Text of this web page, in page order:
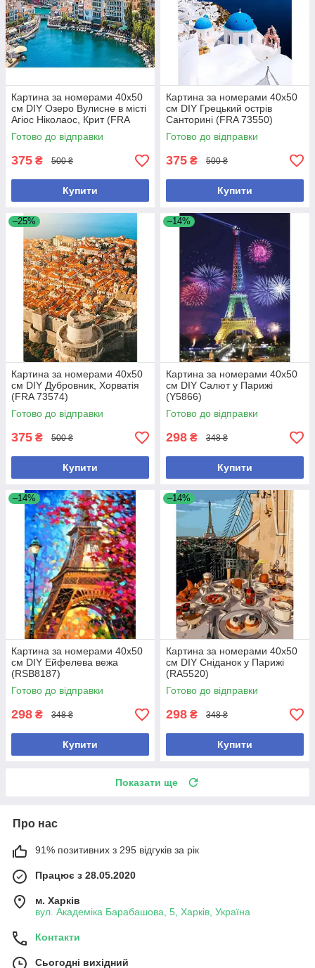
Картина за номерами 40x50
см DIY Озеро Вулисне в місті
Агіос Ніколаос, Крит (FRA
73529)
Готово до відправки
375 ₴ 500 ₴
Купити
Картина за номерами 40x50
см DIY Грецький острів
Санторині (FRA 73550)
Готово до відправки
375 ₴ 500 ₴
Купити
–25%
Картина за номерами 40x50
см DIY Дубровник, Хорватія
(FRA 73574)
Готово до відправки
375 ₴ 500 ₴
Купити
–14%
Картина за номерами 40х50
см DIY Салют у Парижі
(Y5866)
Готово до відправки
298 ₴ 348 ₴
Купити
–14%
Картина за номерами 40х50
см DIY Ейфелева вежа
(RSB8187)
Готово до відправки
298 ₴ 348 ₴
Купити
–14%
Картина за номерами 40х50
см DIY Сніданок у Парижі
(RA5520)
Готово до відправки
298 ₴ 348 ₴
Купити
Показати ще
Про нас
91% позитивних з 295 відгуків за рік
Працює з 28.05.2020
м. Харків
вул. Академіка Барабашова, 5, Харків, Україна
Контакти
Сьогодні вихідний